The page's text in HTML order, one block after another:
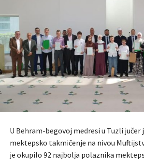
U Behram-begovoj medresi u Tuzli jučer
mektepsko takmičenje na nivou
je okupilo 92 najbolja polaznika